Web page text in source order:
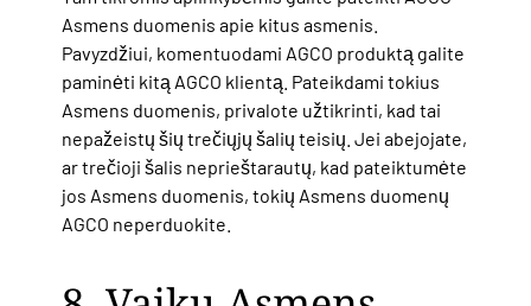
Asmens duomenis apie kitus asmenis.
Pavyzdžiui, komentuodami AGCO produktą galite
paminėti kitą AGCO klientą. Pateikdami tokius
Asmens duomenis, privalote užtikrinti, kad tai
nepažeistų šių trečiųjų šalių teisių. Jei abejojate,
ar trečioji šalis neprieštarautų, kad pateiktumėte
jos Asmens duomenis, tokių Asmens duomenų
AGCO neperduokite.